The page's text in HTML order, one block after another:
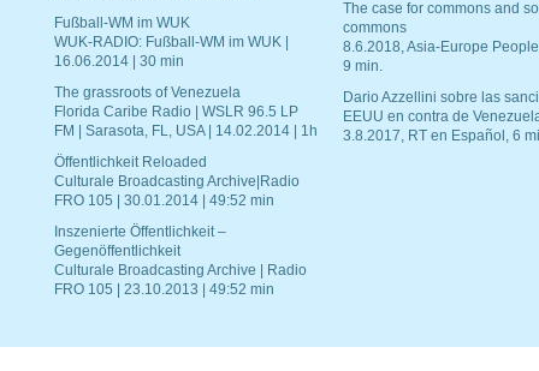
Fußball-WM im WUK
WUK-RADIO: Fußball-WM im WUK |
16.06.2014 | 30 min
The grassroots of Venezuela
Florida Caribe Radio | WSLR 96.5 LP
FM | Sarasota, FL, USA | 14.02.2014 | 1h
Öffentlichkeit Reloaded
Culturale Broadcasting Archive|Radio
FRO 105 | 30.01.2014 | 49:52 min
Inszenierte Öffentlichkeit –
Gegenöffentlichkeit
Culturale Broadcasting Archive | Radio
FRO 105 | 23.10.2013 | 49:52 min
The case for commons and
commons
8.6.2018, Asia-Europe
9 min.
Dario Azzellini sobre las
EEUU en contra de
3.8.2017, RT en Español, 6